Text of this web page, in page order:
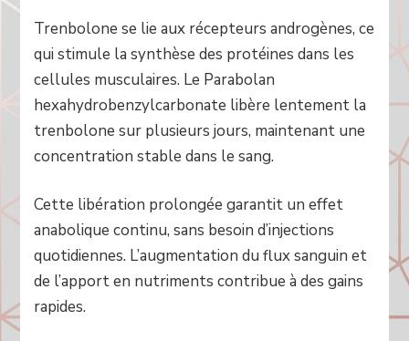
Trenbolone se lie aux récepteurs androgènes, ce
qui stimule la synthèse des protéines dans les
cellules musculaires. Le Parabolan
hexahydrobenzylcarbonate libère lentement la
trenbolone sur plusieurs jours, maintenant une
concentration stable dans le sang.
Cette libération prolongée garantit un effet
anabolique continu, sans besoin d’injections
quotidiennes. L’augmentation du flux sanguin et
de l’apport en nutriments contribue à des gains
rapides.